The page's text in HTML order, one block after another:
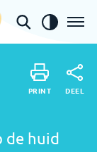
Werkzame
stof:
op
Onderstaande
over
de huid
PRINT DEEL